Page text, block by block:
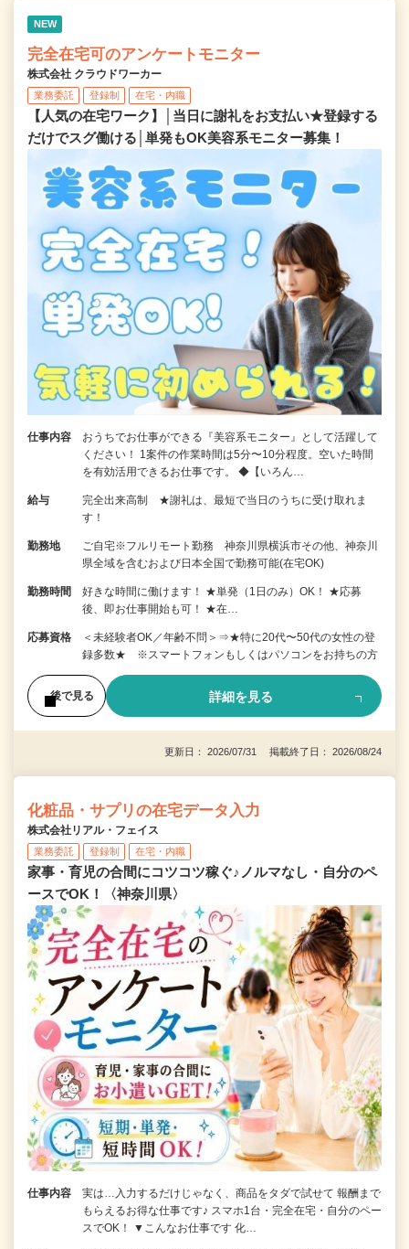
NEW
完全在宅可のアンケートモニター
株式会社 クラウドワーカー
業務委託 登録制 在宅・内職
【人気の在宅ワーク】│当日に謝礼をお支払い★登録する
だけでスグ働ける│単発もOK美容系モニター募集！
仕事内容
おうちでお仕事ができる『美容系モニター』として活躍して
ください！ 1案件の作業時間は5分〜10分程度。空いた時間
を有効活用できるお仕事です。 ◆【いろん…
給与
完全出来高制 ★謝礼は、最短で当日のうちに受け取れま
す！
勤務地
ご自宅※フルリモート勤務 神奈川県横浜市その他、神奈川
県全域を含むおよび日本全国で勤務可能(在宅OK)
勤務時間
好きな時間に働けます！ ★単発（1日のみ）OK！ ★応募
後、即お仕事開始も可！ ★在…
応募資格
＜未経験者OK／年齢不問＞⇒★特に20代〜50代の女性の登
録多数★ ※スマートフォンもしくはパソコンをお持ちの方
後で見る 詳細を見る
更新日： 2026/07/31 掲載終了日： 2026/08/24
化粧品・サプリの在宅データ入力
株式会社リアル・フェイス
業務委託 登録制 在宅・内職
家事・育児の合間にコツコツ稼ぐ♪ノルマなし・自分のペ
ースでOK！〈神奈川県〉
仕事内容
実は…入力するだけじゃなく、商品をタダで試せて 報酬まで
もらえるお得な仕事です♪ スマホ1台・完全在宅・自分のペー
スでOK！ ▼こんなお仕事です 化…